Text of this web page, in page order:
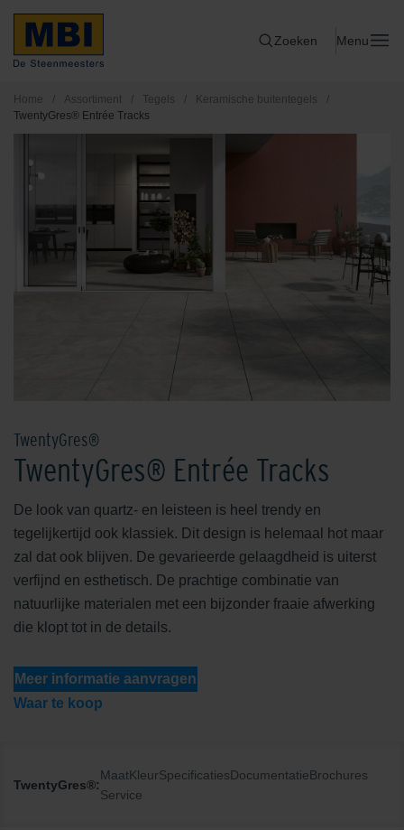
Zoeken Menu
Home / Assortiment / Tegels / Keramische buitentegels
/
TwentyGres® Entrée Tracks
TwentyGres®
TwentyGres® Entrée Tracks
De look van quartz- en leisteen is heel trendy en
tegelijkertijd ook klassiek. Dit design is helemaal hot maar
zal dat ook blijven. De gevarieerde gelaagdheid is uiterst
verfijnd en esthetisch. De prachtige combinatie van
natuurlijke materialen met een bijzonder fraaie afwerking
die klopt tot in de details.
Meer informatie aanvragen
Waar te koop
TwentyGres®:
MaatKleurSpecificatiesDocumentatieBrochures
Service